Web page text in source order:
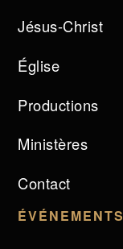
Jésus-Christ
Église
Productions
Ministères
Contact
ÉVÉNEMENTS